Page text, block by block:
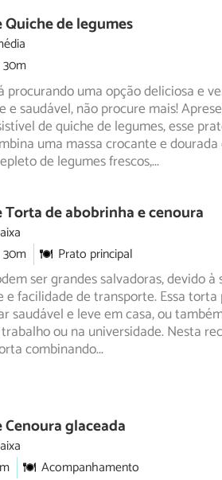
Quiche de legumes
30m
procurando uma opção deliciosa e
e saudável, não procure mais!
de quiche de legumes, esse
uma massa crocante e
de legumes frescos,...
Torta de abobrinha e cenoura
30m Prato principal
ser grandes salvadoras, devido
e facilidade de transporte. Essa
saudável e leve em casa, ou
ou na universidade. Nesta
combinando...
Cenoura glaceada
Acompanhamento